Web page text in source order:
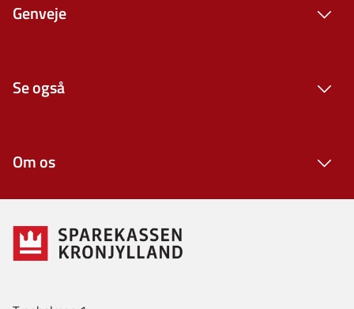
Genveje
Se også
Om os